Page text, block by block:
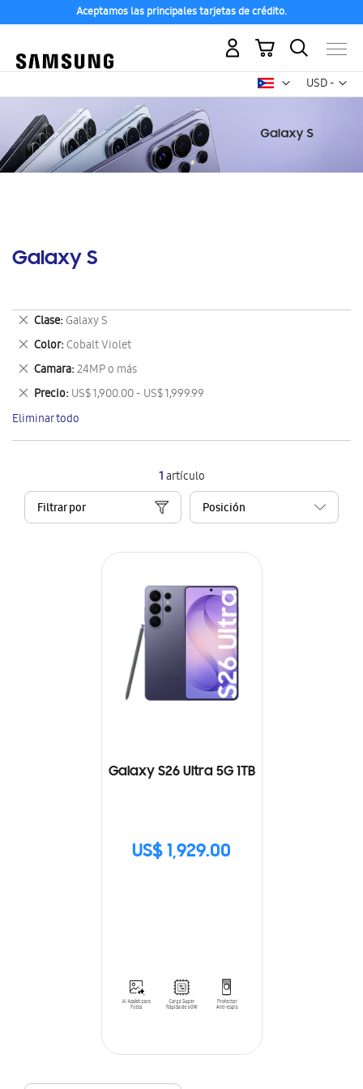
Aceptamos las principales tarjetas de crédito.
USD -
dólar
Mi carrito
Galaxy S
1artículo
Filtrar por
Galaxy S26 Ultra 5G 1TB
US$ 1,929.00
Clase Galaxy S
Eliminar
este
artículo
Color Cobalt Violet
Eliminar
este
artículo
Camara 24MP o más
Eliminar
este
artículo
Precio US$ 1,900.00 - US$ 1,999.99
Eliminar
este
artículo
Eliminar todo